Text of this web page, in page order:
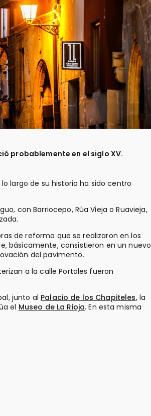
probablemente en el siglo XV.
largo de su historia ha sido centro
con Barriocepo, Rúa Vieja o Ruavieja,
de reforma que se realizaron en los
básicamente, consistieron en un nuevo
del pavimento.
a la calle Portales fueron
junto al Palacio de los Chapiteles, la
el Museo de La Rioja. En esta misma